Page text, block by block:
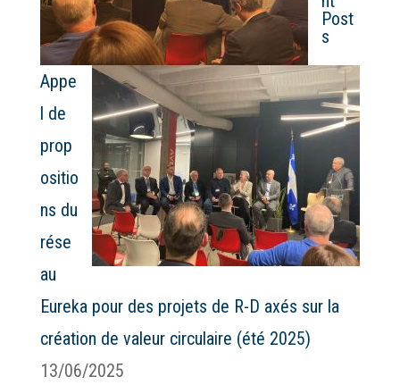
Post
s
Appe
l de
prop
ositio
ns du
rése
au
Eureka pour des projets de R-D axés sur la
création de valeur circulaire (été 2025)
13/06/2025